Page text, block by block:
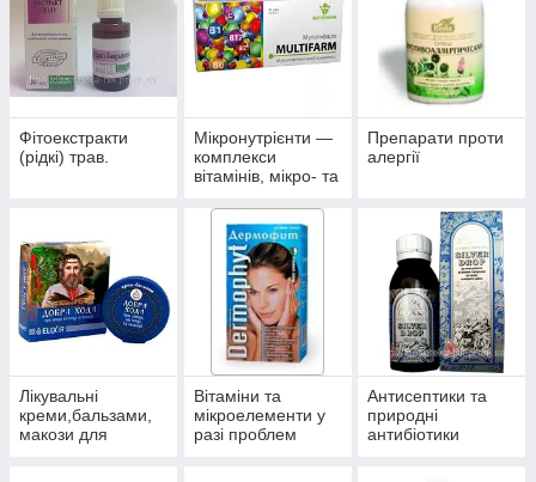
Фітоекстракти
(рідкі) трав.
Мікронутрієнти —
комплекси
вітамінів, мікро- та
Препарати проти
алергії
Лікувальні
креми,бальзами,
макози для
Вітаміни та
мікроелементи у
разі проблем
Антисептики та
природні
антибіотики